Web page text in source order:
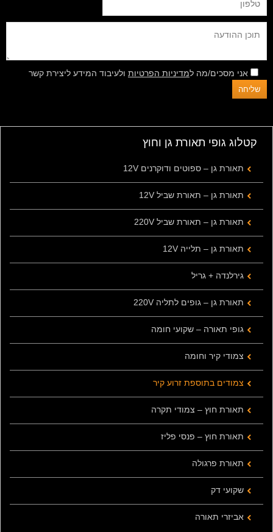
אני מסכים/מה למדיניות הפרטיות ולעיבוד המידע ליצירת קשר
קטלוג גופי תאורת גן וחוץ
תאורת גן – ספוטים ודוקרנים 12V
תאורת גן – תאורת שביל 12V
תאורת גן – תאורת שביל 220V
תאורת גן – תלייה 12V
גירלנדה + גריל
תאורת גן – גופים לתליה 220V
גופי תאורה – שקועי חומה
צמודי קיר וחומה
צמודים בתוספת זרוע קיר
תאורת חוץ – צמודי תקרה
תאורת חוץ – פנסי פליז
תאורת פרגולה
שקועי דק
אביזרי תאורה